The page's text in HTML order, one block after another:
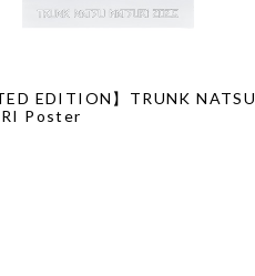
EDITION】TRUNK NATSU
Poster